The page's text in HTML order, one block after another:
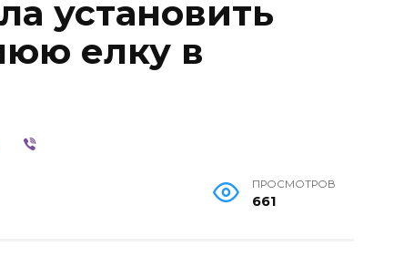
установить
елку в
ПРОСМОТРОВ
661